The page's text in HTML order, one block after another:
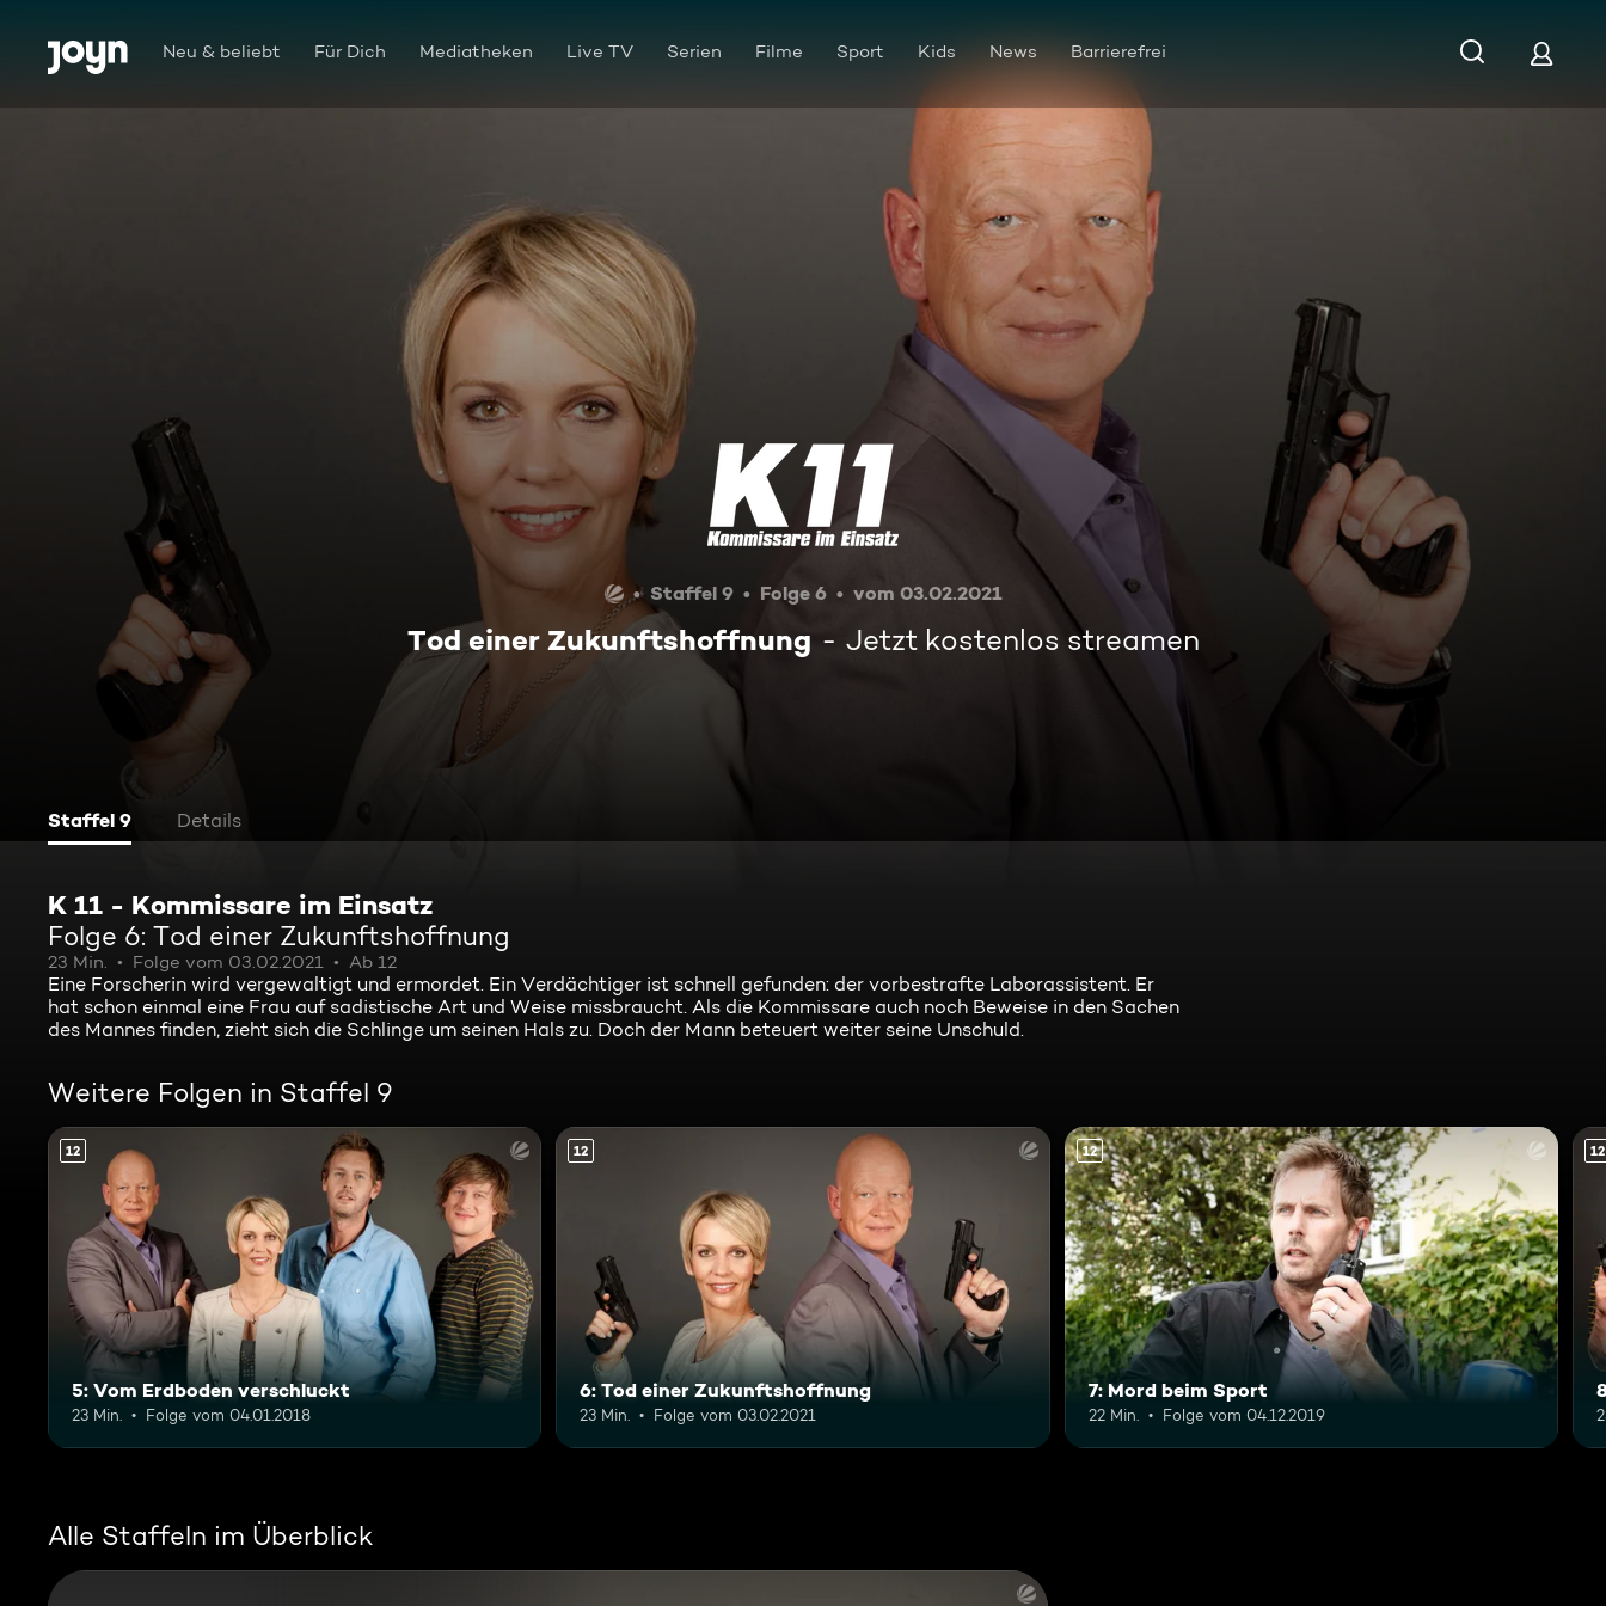
Zum Inhalt springen
Barrierefrei Neu & beliebt Für Dich Mediatheken Live TV Serien Filme Sport Kids News Barrierefrei
Tod einer Zukunftshoffnung
Staffel 9 Folge 6 vom 03.02.2021
Tod einer Zukunftshoffnung Jetzt kostenlos streamen
Staffel 9 Details
K 11 - Kommissare im Einsatz
Folge 6: Tod einer Zukunftshoffnung
23 Min. Folge vom 03.02.2021 Ab 12
Eine Forscherin wird vergewaltigt und ermordet. Ein Verdächtiger ist schnell gefunden: der vorbestrafte Laborassistent. Er
hat schon einmal eine Frau auf sadistische Art und Weise missbraucht. Als die Kommissare auch noch Beweise in den Sachen
des Mannes finden, zieht sich die Schlinge um seinen Hals zu. Doch der Mann beteuert weiter seine Unschuld.
Weitere Folgen in Staffel 9
12
5: Vom Erdboden verschluckt
23 Min. Folge vom 04.01.2018
12
6: Tod einer Zukunftshoffnung
23 Min. Folge vom 03.02.2021
12
7: Mord beim Sport
22 Min. Folge vom 04.12.2019
12
Alle Staffeln im Überblick